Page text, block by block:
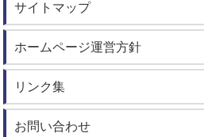
サイトマップ
ホームページ運営方針
リンク集
お問い合わせ